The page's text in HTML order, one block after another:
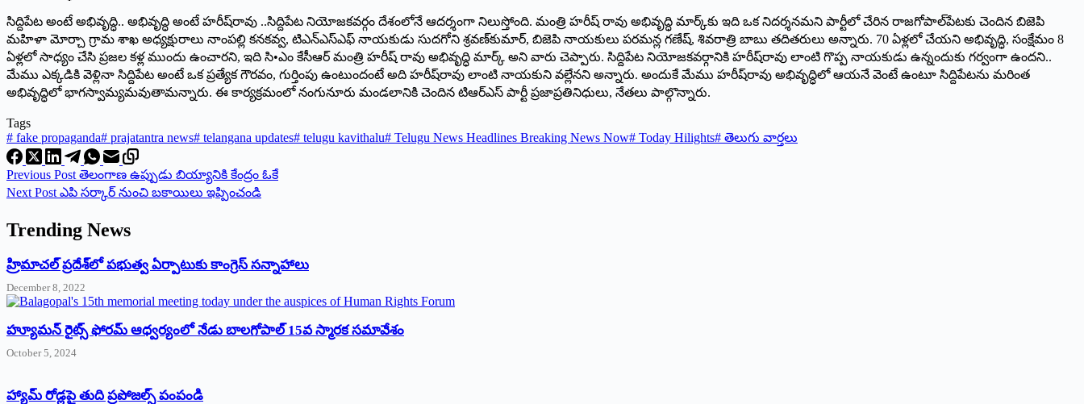
సిద్దిపేట అంటే అభివృద్ధి.. అభివృద్ధి అంటే హరీష్‌రావు ..సిద్దిపేట నియోజకవర్గం దేశంలోనే ఆదర్శంగా నిలుస్తోంది. మంత్రి హరీష్‌ ‌రావు అభివృద్ధి మార్క్‌కు ఇది ఒక నిదర్శనమని పార్టీలో చేరిన రాజగోపాల్‌పేటకు చెందిన బిజెపి
మహిళా మోర్చా గ్రామ శాఖ అధ్యక్షురాలు నాంపల్లి కనకవ్వ, టిఎన్‌ఎస్‌ఎఫ్‌ ‌నాయకుడు సుదగోని శ్రవణ్‌కుమార్‌, ‌బిజెపి నాయకులు పరమన్ల గణేష్‌, ‌శివరాత్రి బాబు తదితరులు అన్నారు. 70 ఏళ్లలో చేయని అభివృద్ధి, సంక్షేమం 8
ఏళ్లలో సాధ్యం చేసి ప్రజల కళ్ల ముందు ఉంచారని, ఇది సి•ఎం కేసీఆర్‌ ‌మంత్రి హరీష్‌ ‌రావు అభివృద్ధి మార్క్ అని వారు చెప్పారు. సిద్దిపేట నియోజకవర్గానికి హరీష్‌రావు లాంటి గొప్ప నాయకుడు ఉన్నందుకు గర్వంగా ఉందని..
మేము ఎక్కడికి వెళ్లినా సిద్దిపేట అంటే ఒక ప్రత్యేక గౌరవం, గుర్తింపు ఉంటుందంటే అది హరీష్‌రావు లాంటి నాయకుని వల్లేనని అన్నారు. అందుకే మేము హరీష్‌రావు అభివృద్ధిలో ఆయనే వెంటే ఉంటూ సిద్దిపేటను మరింత
అభివృద్ధిలో భాగస్వామ్యమవుతామన్నారు. ఈ కార్యక్రమంలో నంగునూరు మండలానికి చెందిన టిఆర్‌ఎస్‌ ‌పార్టీ ప్రజాప్రతినిధులు, నేతలు పాల్గొన్నారు.
Tags
# fake propaganda# prajatantra news# telangana updates# telugu kavithalu# Telugu News Headlines Breaking News Now# Today Hilights# తెలుగు వార్తలు
Previous Post తెలంగాణ ఉప్పుడు బియ్యానికి కేంద్రం ఓకే
Next Post ఎపి సర్కార్‌ ‌నుంచి బకాయిలు ఇప్పించండి
Trending News
‌హ్రిమాచల్‌ ‌ప్రదేశ్‌లో పభుత్వ ఏర్పాటుకు కాంగ్రెస్‌ ‌సన్నాహాలు
December 8, 2022
హ్యూమన్‌ రైట్స్‌ ఫోరమ్‌ ఆధ్వర్యంలో నేడు బాలగోపాల్‌ 15వ స్మారక సమావేశం
October 5, 2024
హ్యామ్‌ రోడ్లపై తుది ప్రపోజల్స్‌ పంపండి